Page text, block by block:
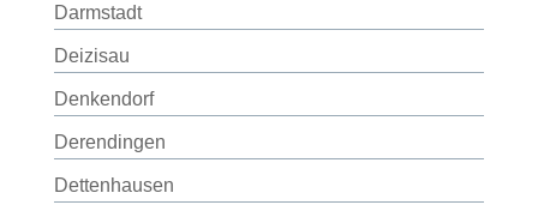
Darmstadt
Deizisau
Denkendorf
Derendingen
Dettenhausen